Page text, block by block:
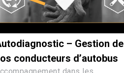
– Gestion de
conducteurs d’autobus